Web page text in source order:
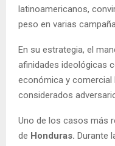
latinoamericanos,
peso en varias
En su estrategia, el
afinidades ideológicas
económica y
considerados
Uno de los casos más
de Honduras. Durante